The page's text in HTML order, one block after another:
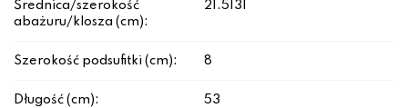
Średnica/szerokość
abażuru/klosza (cm):
21.5|31
Szerokość podsufitki (cm): 8
Długość (cm): 53